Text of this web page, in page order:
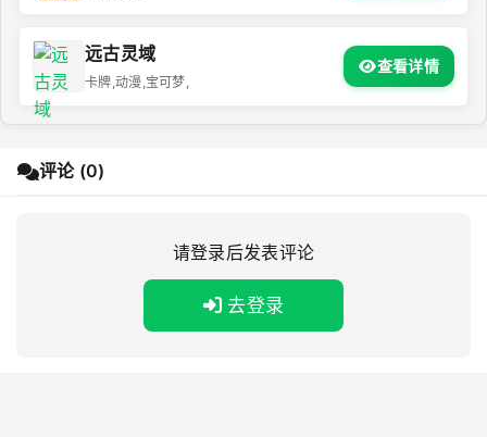
远古灵域
卡牌,动漫,宝可梦,
查看详情
评论 (0)
请登录后发表评论
去登录